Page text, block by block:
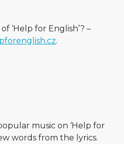
of ‘Help for English’? –
.
music on ‘Help for
words from the lyrics.